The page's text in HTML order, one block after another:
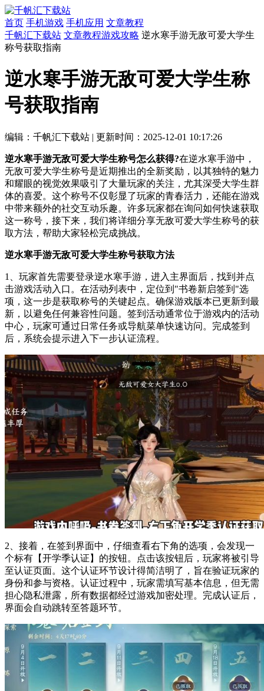
首页 手机游戏 手机应用 文章教程
千帆汇下载站 文章教程游戏攻略 逆水寒手游无敌可爱大学生
称号获取指南
逆水寒手游无敌可爱大学生称
号获取指南
编辑：千帆汇下载站 | 更新时间：2025-12-01 10:17:26
逆水寒手游无敌可爱大学生称号怎么获得?在逆水寒手游中，
无敌可爱大学生称号是近期推出的全新奖励，以其独特的魅力
和耀眼的视觉效果吸引了大量玩家的关注，尤其深受大学生群
体的喜爱。这个称号不仅彰显了玩家的青春活力，还能在游戏
中带来额外的社交互动乐趣。许多玩家都在询问如何快速获取
这一称号，接下来，我们将详细分享无敌可爱大学生称号的获
取方法，帮助大家轻松完成挑战。
逆水寒手游无敌可爱大学生称号获取方法
1、玩家首先需要登录逆水寒手游，进入主界面后，找到并点
击游戏活动入口。在活动列表中，定位到"书卷新启签到"选
项，这一步是获取称号的关键起点。确保游戏版本已更新到最
新，以避免任何兼容性问题。签到活动通常位于游戏内的活动
中心，玩家可通过日常任务或导航菜单快速访问。完成签到
后，系统会提示进入下一步认证流程。
2、接着，在签到界面中，仔细查看右下角的选项，会发现一
个标有【开学季认证】的按钮。点击该按钮后，玩家将被引导
至认证页面。这个认证环节设计得简洁明了，旨在验证玩家的
身份和参与资格。认证过程中，玩家需填写基本信息，但无需
担心隐私泄露，所有数据都经过游戏加密处理。完成认证后，
界面会自动跳转至答题环节。